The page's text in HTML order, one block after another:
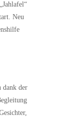
Neu
dank der